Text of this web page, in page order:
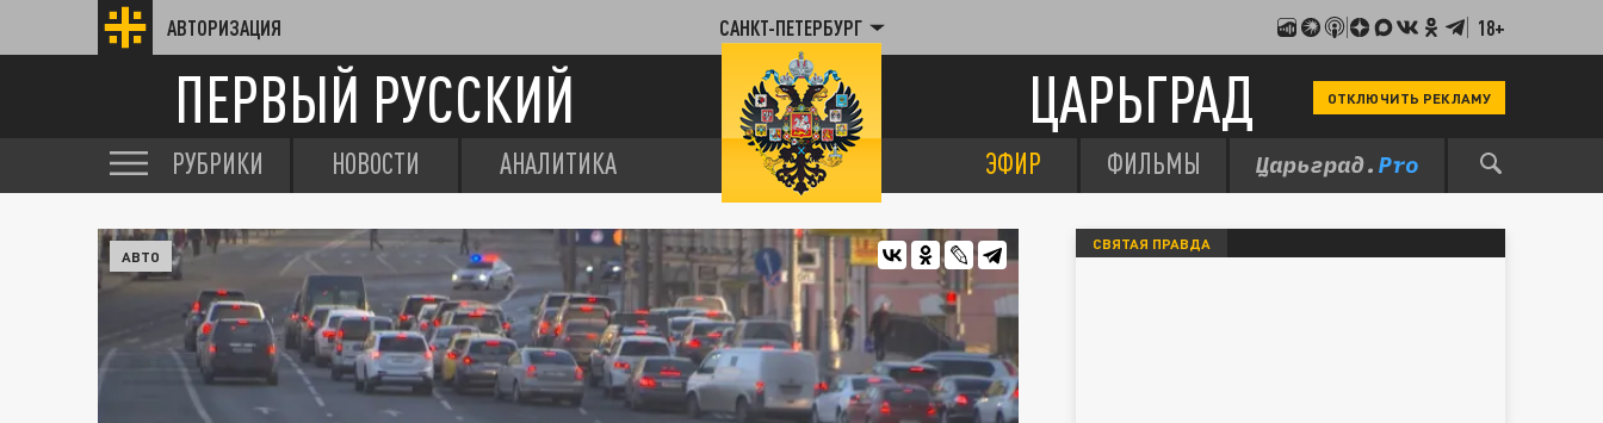
АВТОРИЗАЦИЯ САНКТ-ПЕТЕРБУРГ 18+
ПЕРВЫЙ РУССКИЙ ЦАРЬГРАД ОТКЛЮЧИТЬ РЕКЛАМУ
РУБРИКИ НОВОСТИ АНАЛИТИКА ЭФИР ФИЛЬМЫ
АВТО
СВЯТАЯ ПРАВДА